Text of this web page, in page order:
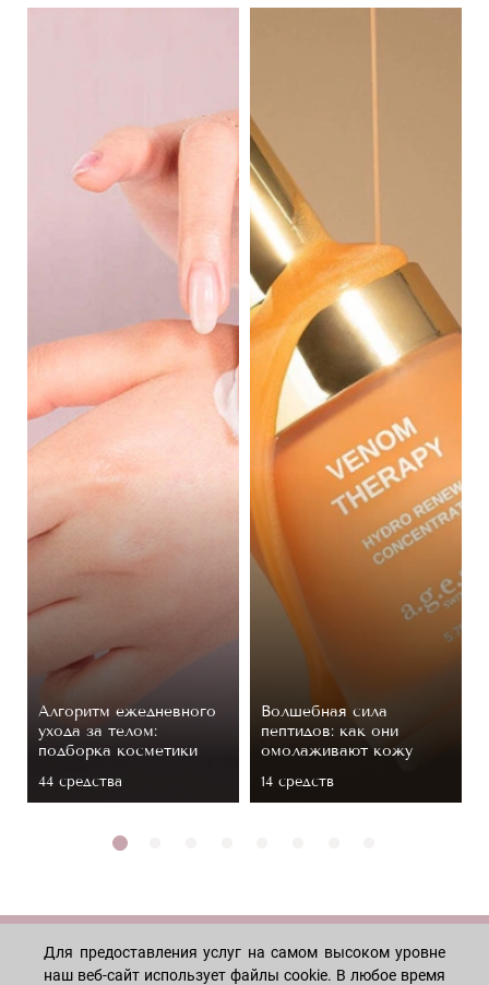
Алгоритм ежедневного
ухода за телом:
подборка косметики
44 средствa
Волшебная сила
пептидов: как они
омолаживают кожу
14 средств
МАГАЗИН
Для предоставления услуг на самом высоком уровне
наш веб-сайт использует файлы cookie. В любое время